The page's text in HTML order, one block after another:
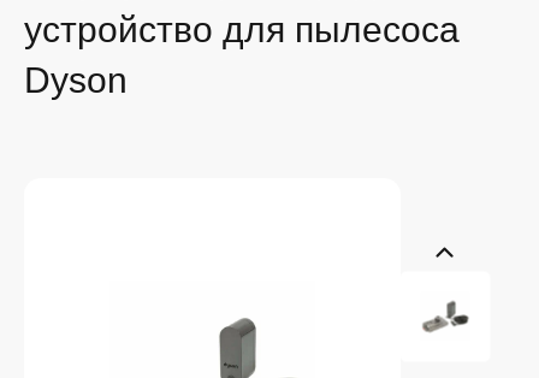
устройство для пылесоса
Dyson